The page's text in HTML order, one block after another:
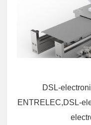
DSL-
ENTRELEC,DSL-